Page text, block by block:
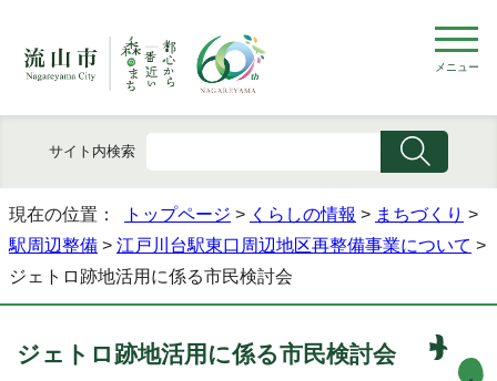
メニュー
サイト内検索
現在の位置： トップページ > くらしの情報 > まちづくり >
駅周辺整備 > 江戸川台駅東口周辺地区再整備事業について >
ジェトロ跡地活用に係る市民検討会
ジェトロ跡地活用に係る市民検討会